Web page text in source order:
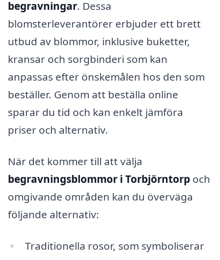
begravningar. Dessa
blomsterleverantörer erbjuder ett brett
utbud av blommor, inklusive buketter,
kransar och sorgbinderi som kan
anpassas efter önskemålen hos den som
beställer. Genom att beställa online
sparar du tid och kan enkelt jämföra
priser och alternativ.
När det kommer till att välja
begravningsblommor i Torbjörntorp och
omgivande områden kan du överväga
följande alternativ:
Traditionella rosor, som symboliserar